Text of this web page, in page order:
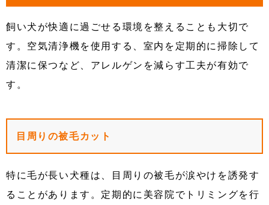
飼い犬が快適に過ごせる環境を整えることも大切で
す。空気清浄機を使用する、室内を定期的に掃除して
清潔に保つなど、アレルゲンを減らす工夫が有効で
す。
目周りの被毛カット
特に毛が長い犬種は、目周りの被毛が涙やけを誘発す
ることがあります。定期的に美容院でトリミングを行